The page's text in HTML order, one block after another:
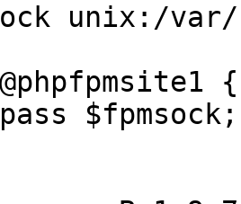
unix:/
{